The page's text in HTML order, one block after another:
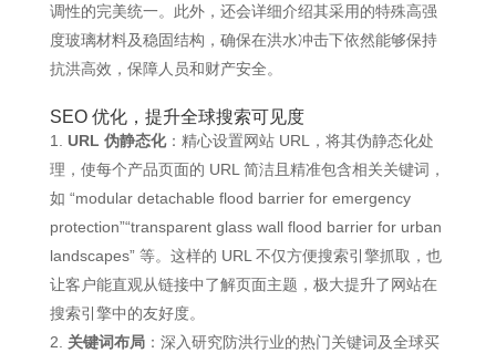
调性的完美统一。此外，还会详细介绍其采用的特殊高强
度玻璃材料及稳固结构，确保在洪水冲击下依然能够保持
抗洪高效，保障人员和财产安全。
SEO 优化，提升全球搜索可见度
URL 伪静态化：精心设置网站 URL，将其伪静态化处
理，使每个产品页面的 URL 简洁且精准包含相关关键词，
如 “modular detachable flood barrier for emergency
protection”“transparent glass wall flood barrier for urban
landscapes” 等。这样的 URL 不仅方便搜索引擎抓取，也
让客户能直观从链接中了解页面主题，极大提升了网站在
搜索引擎中的友好度。
关键词布局：深入研究防洪行业的热门关键词及全球买